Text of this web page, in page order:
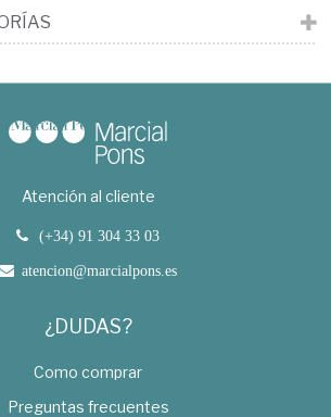
Atención al cliente
(+34) 91 304 33 03
atencion@marcialpons.es
¿DUDAS?
Como comprar
Preguntas frecuentes